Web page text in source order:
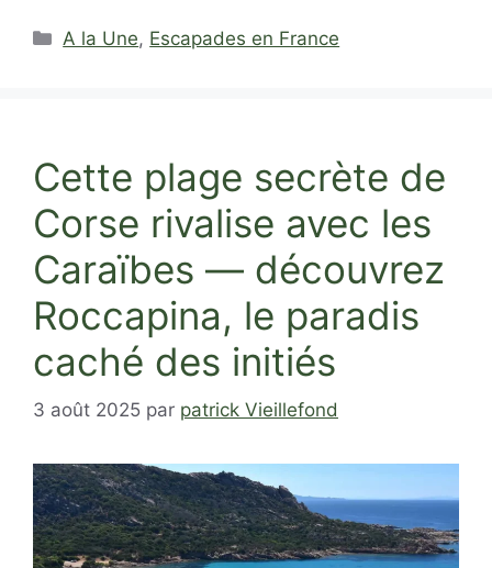
Catégories
A la Une, Escapades en France
Cette plage secrète de
Corse rivalise avec les
Caraïbes — découvrez
Roccapina, le paradis
caché des initiés
3 août 2025 par patrick Vieillefond